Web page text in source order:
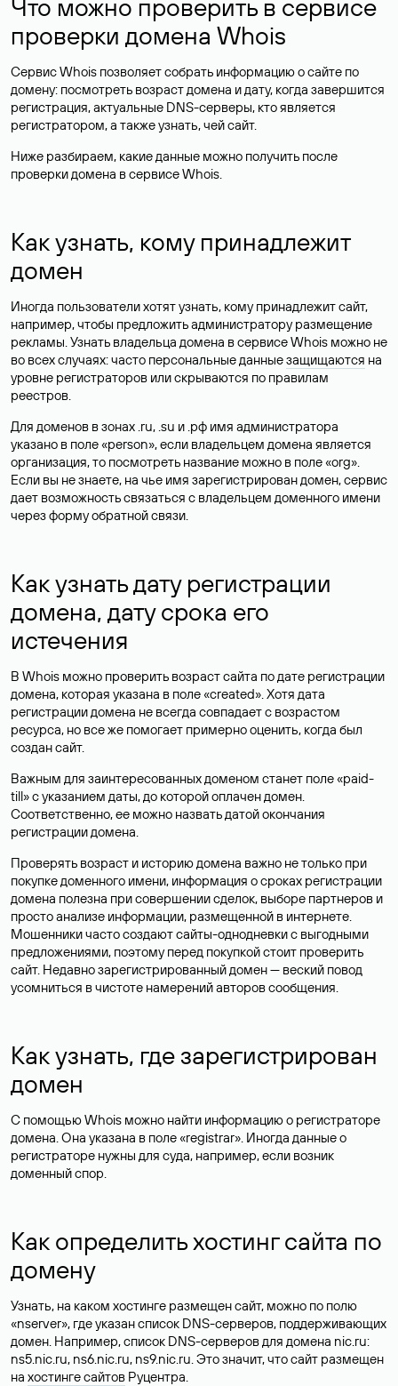
Что можно проверить в сервисе
проверки домена Whois
Сервис Whois позволяет собрать информацию о сайте по
домену: посмотреть возраст домена и дату, когда завершится
регистрация, актуальные DNS-серверы, кто является
регистратором, а также узнать, чей сайт.
Ниже разбираем, какие данные можно получить после
проверки домена в сервисе Whois.
Как узнать, кому принадлежит
домен
Иногда пользователи хотят узнать, кому принадлежит сайт,
например, чтобы предложить администратору размещение
рекламы. Узнать владельца домена в сервисе Whois можно не
во всех случаях: часто персональные данныезащищаются на
уровне регистраторов или скрываются по правилам
реестров.
Для доменов в зонах .ru, .su и .рф имя администратора
указано в поле «person», если владельцем домена является
организация, то посмотреть название можно в поле «org».
Если вы не знаете, на чье имя зарегистрирован домен, сервис
дает возможность связаться с владельцем доменного имени
через форму обратной связи.
Как узнать дату регистрации
домена, дату срока его
истечения
В Whois можно проверить возраст сайта по дате регистрации
домена, которая указана в поле «created». Хотя дата
регистрации домена не всегда совпадает с возрастом
ресурса, но все же помогает примерно оценить, когда был
создан сайт.
Важным для заинтересованных доменом станет поле «paid-
till» с указанием даты, до которой оплачен домен.
Соответственно, ее можно назвать датой окончания
регистрации домена.
Проверять возраст и историю домена важно не только при
покупке доменного имени, информация о сроках регистрации
домена полезна при совершении сделок, выборе партнеров и
просто анализе информации, размещенной в интернете.
Мошенники часто создают сайты-однодневки с выгодными
предложениями, поэтому перед покупкой стоит проверить
сайт. Недавно зарегистрированный домен — веский повод
усомниться в чистоте намерений авторов сообщения.
Как узнать, где зарегистрирован
домен
С помощью Whois можно найти информацию о регистраторе
домена. Она указана в поле «registrar». Иногда данные о
регистраторе нужны для суда, например, если возник
доменный спор.
Как определить хостинг сайта по
домену
Узнать, на каком хостинге размещен сайт, можно по полю
«nserver», где указан список DNS-серверов, поддерживающих
домен. Например, список DNS-серверов для домена nic.ru:
ns5.nic.ru, ns6.nic.ru, ns9.nic.ru. Это значит, что сайт размещен
на хостинге сайтов Руцентра.